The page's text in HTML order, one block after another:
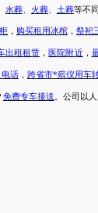
水葬 火葬 土葬等不
， 购买租用冰棺 ， 祭祀
出租租赁 ，医院附近 ，
话， 跨省市*殡仪用车
免费专车接送 。公司以